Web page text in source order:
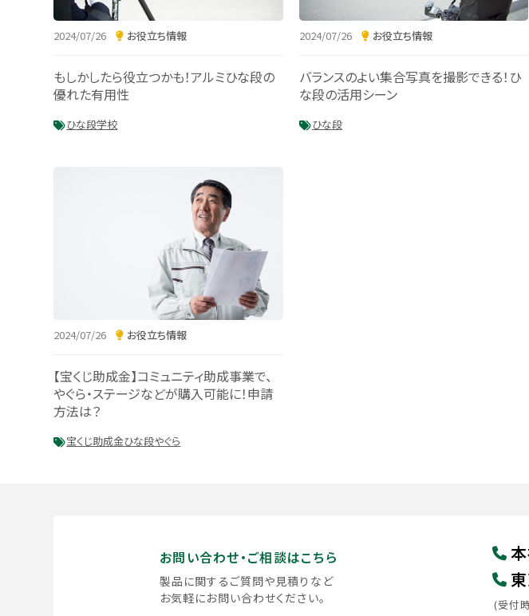
2024/07/26 お役立ち情報
もしかしたら役立つかも！アルミひな段の
優れた有用性
ひな段学校
2024/07/26 お役立ち情報
バランスのよい集合写真を撮影できる！ひ
な段の活用シーン
ひな段
2024/07/26 お役立ち情報
【宝くじ助成金】コミュニティ助成事業で、
やぐら・ステージなどが購入可能に！申請
方法は？
宝くじ助成金ひな段やぐら
お問い合わせ・ご相談はこちら
製品に関するご質問や見積りなど
お気軽にお問い合わせください。
(受付